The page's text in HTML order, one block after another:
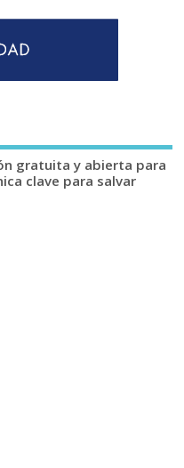
gratuita y abierta para
clave para salvar